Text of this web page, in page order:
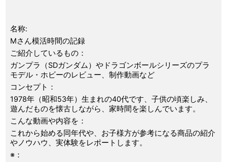
名称:
Mさん模活時間の記録
ご紹介しているもの：
ガンプラ（SDガンダム）やドラゴンボールシリーズのプラ
モデル・ホビーのレビュー、制作動画など
コンセプト：
1978年（昭和53年）生まれの40代です、子供の頃楽しみ、
遊んだものを懐古しながら、家時間を楽しんでいます。
こんな動画や内容を：
これから始める同年代や、お子様方が参考になる商品の紹介
やノウハウ、実体験をレポートします。
※：